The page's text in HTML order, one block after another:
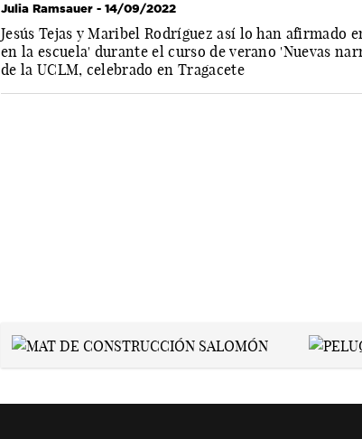
Julia Ramsauer - 14/09/2022
Jesús Tejas y Maribel Rodríguez así lo han afirmado
en la escuela' durante el curso de verano 'Nuevas
de la UCLM, celebrado en Tragacete